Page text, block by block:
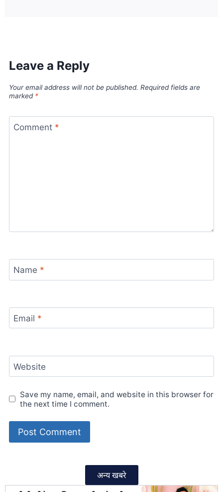
Leave a Reply
Your email address will not be published. Required fields are
marked *
Comment *
Name *
Email *
Website
Save my name, email, and website in this browser for
the next time I comment.
अन्य खबरे